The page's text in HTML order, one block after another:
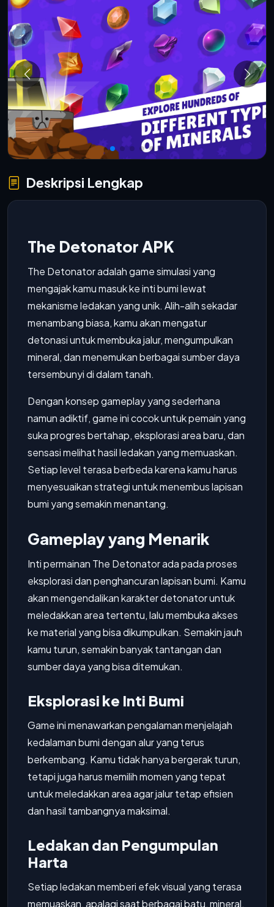
Deskripsi Lengkap
The Detonator APK
The Detonator adalah game simulasi yang
mengajak kamu masuk ke inti bumi lewat
mekanisme ledakan yang unik. Alih-alih sekadar
menambang biasa, kamu akan mengatur
detonasi untuk membuka jalur, mengumpulkan
mineral, dan menemukan berbagai sumber daya
tersembunyi di dalam tanah.
Dengan konsep gameplay yang sederhana
namun adiktif, game ini cocok untuk pemain yang
suka progres bertahap, eksplorasi area baru, dan
sensasi melihat hasil ledakan yang memuaskan.
Setiap level terasa berbeda karena kamu harus
menyesuaikan strategi untuk menembus lapisan
bumi yang semakin menantang.
Gameplay yang Menarik
Inti permainan The Detonator ada pada proses
eksplorasi dan penghancuran lapisan bumi. Kamu
akan mengendalikan karakter detonator untuk
meledakkan area tertentu, lalu membuka akses
ke material yang bisa dikumpulkan. Semakin jauh
kamu turun, semakin banyak tantangan dan
sumber daya yang bisa ditemukan.
Eksplorasi ke Inti Bumi
Game ini menawarkan pengalaman menjelajah
kedalaman bumi dengan alur yang terus
berkembang. Kamu tidak hanya bergerak turun,
tetapi juga harus memilih momen yang tepat
untuk meledakkan area agar jalur tetap efisien
dan hasil tambangnya maksimal.
Ledakan dan Pengumpulan
Harta
Setiap ledakan memberi efek visual yang terasa
memuaskan, apalagi saat berbagai batu, mineral,